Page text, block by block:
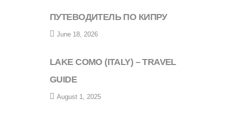
ПУТЕВОДИТЕЛЬ ПО КИПРУ
June 18, 2026
LAKE COMO (ITALY) – TRAVEL
GUIDE
August 1, 2025